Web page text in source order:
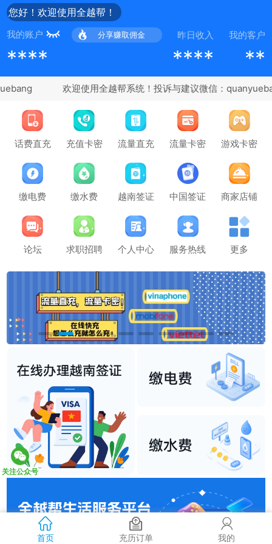
您好！欢迎使用全越帮！
我的账户 分享赚取佣金 昨日收入 我的客户
**** **** **
话费直充 充值卡密 流量直充 流量卡密 游戏卡密
缴电费 缴水费 越南签证 中国签证 商家店铺
论坛 求职招聘 个人中心 服务热线 更多
关注公众号
首页 充历订单 我的